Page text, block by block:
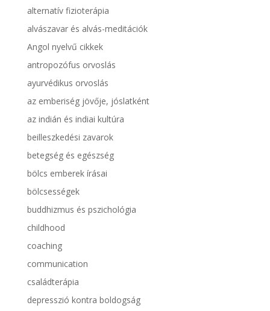
alternatív fizioterápia
alvászavar és alvás-meditációk
Angol nyelvű cikkek
antropozófus orvoslás
ayurvédikus orvoslás
az emberiség jövője, jóslatként
az indián és indiai kultúra
beilleszkedési zavarok
betegség és egészség
bölcs emberek írásai
bölcsességek
buddhizmus és pszichológia
childhood
coaching
communication
családterápia
depresszió kontra boldogság